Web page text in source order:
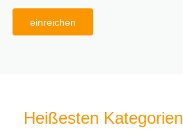
einreichen
Heißesten Kategorien